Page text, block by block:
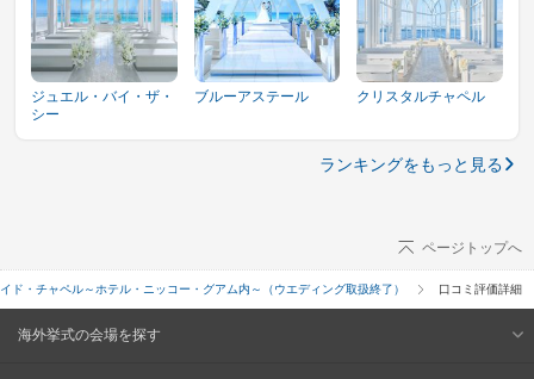
ジュエル・バイ・ザ・
シー
ブルーアステール クリスタルチャペル
ランキングをもっと見る
ページトップへ
ド・チャペル～ホテル・ニッコー・グアム内～（ウエディング取扱終了） 口コミ評価詳細
海外挙式の会場を探す